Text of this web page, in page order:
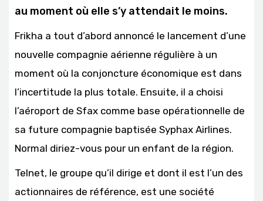
au moment où elle s’y attendait le moins.
Frikha a tout d’abord annoncé le lancement d’une
nouvelle compagnie aérienne régulière à un
moment où la conjoncture économique est dans
l’incertitude la plus totale. Ensuite, il a choisi
l’aéroport de Sfax comme base opérationnelle de
sa future compagnie baptisée Syphax Airlines.
Normal diriez-vous pour un enfant de la région.
Telnet, le groupe qu’il dirige et dont il est l’un des
actionnaires de référence, est une société